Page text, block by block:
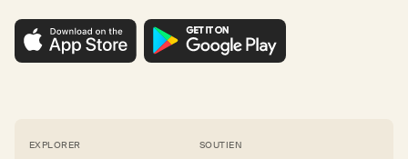
EXPLORER SOUTIEN